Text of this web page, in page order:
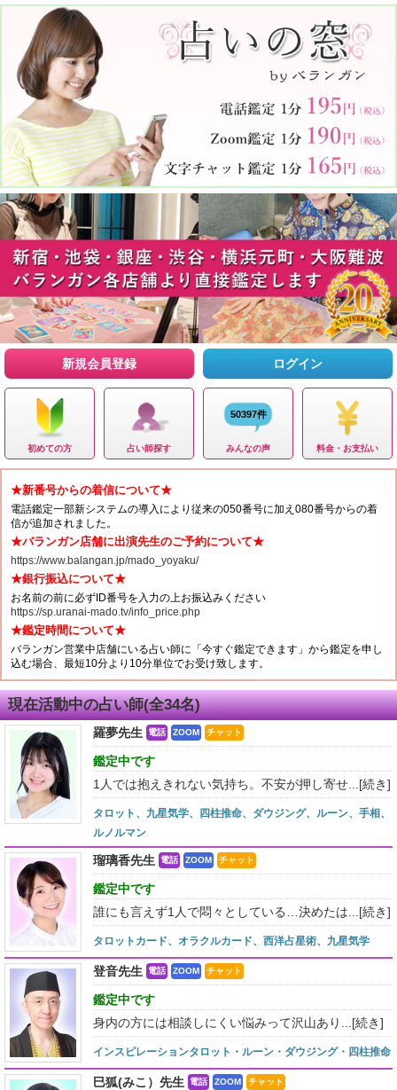
新規会員登録 ログイン
初めての方 占い師探す
50397件
みんなの声 料金・お支払い
★新番号からの着信について★
電話鑑定一部新システムの導入により従来の050番号に加え080番号からの着
信が追加されました。
★バランガン店舗に出演先生のご予約について★
https://www.balangan.jp/mado_yoyaku/
★銀行振込について★
お名前の前に必ずID番号を入力の上お振込みください
https://sp.uranai-mado.tv/info_price.php
★鑑定時間について★
バランガン営業中店舗にいる占い師に「今すぐ鑑定できます」から鑑定を申し
込む場合、最短10分より10分単位でお受け致します。
現在活動中の占い師(全34名)
羅夢先生 電話 ZOOM チャット
鑑定中です
1人では抱えきれない気持ち。不安が押し寄せ... [続き]
タロット、九星気学、四柱推命、ダウジング、ルーン、手相、
ルノルマン
瑠璃香先生 電話 ZOOM チャット
鑑定中です
誰にも言えず1人で悶々としている…決めたは... [続き]
タロットカード、オラクルカード、西洋占星術、九星気学
登音先生 電話 ZOOM チャット
鑑定中です
身内の方には相談しにくい悩みって沢山あり... [続き]
インスピレーションタロット・ルーン・ダウジング・四柱推命
巳狐(みこ）先生 電話 ZOOM チャット